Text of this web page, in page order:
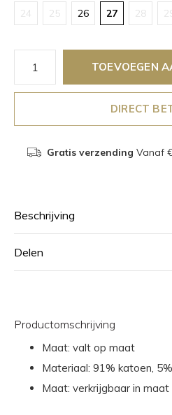
24 25 26 27 28
TOEVOEGEN
DIRECT
Gratis verzending Vanaf
Beschrijving
Delen
Productomschrijving
Maat: valt op maat
Materiaal: 91% katoen,
Maat: verkrijgbaar in